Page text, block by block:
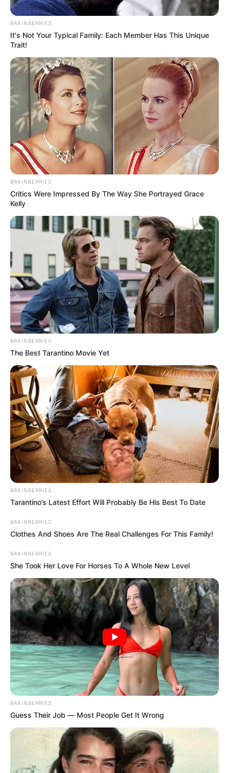
Cortesía
Geydis Yunet Ríos Martínez
Por:Paola Agredo Tapias
Septiembre 2, 2025
UNIRSE AL CANAL DE WHATSAPP
Geydis Yunet Ríos Martínez
desapareció el pasado 30 de
agosto en el barrio Pérez del municipio de Bello.
La menor, de 14 años de edad,es de contextura delgada,
piel morena y tiene el cabello crespo de color castaño
oscuro.
Lea también:Secretario de Seguridad de Medellín
abuso infantil
Si usted la ha visto o sabe de su paradero por favor
comuníquese alteléfono 5903108, extensiones 41665 –
41709 – 41825, o al celular 3185324474.
Le puede interesar:
Feria Hecho en Medellín dejó
negocios proyectados por $2.351 millones y más de
10.000 visitantes
COMPARTIR
ALERTA BOGOTÁ EN GOOGLE NEWS
TEMAS RELACIONADOS
BRAINBERRIES
It's Not Your Typical Family: Each Member Has This Unique
Trait!
BRAINBERRIES
Critics Were Impressed By The Way She Portrayed Grace
Kelly
BRAINBERRIES
The Best Tarantino Movie Yet
BRAINBERRIES
Tarantino’s Latest Effort Will Probably Be His Best To Date
BRAINBERRIES
Clothes And Shoes Are The Real Challenges For This Family!
BRAINBERRIES
She Took Her Love For Horses To A Whole New Level
BRAINBERRIES
Guess Their Job — Most People Get It Wrong